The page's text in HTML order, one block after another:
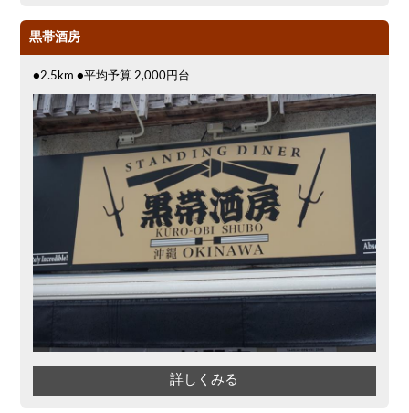
黒帯酒房
●2.5km ●平均予算 2,000円台
詳しくみる